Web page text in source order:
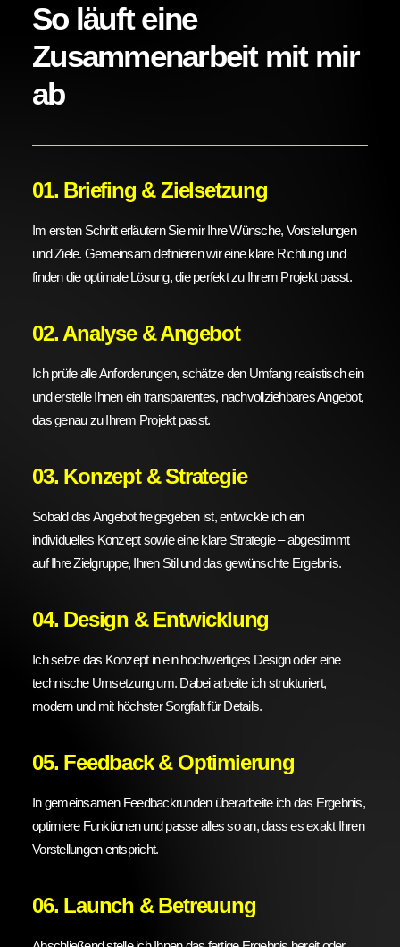
So läuft eine
Zusammenarbeit mit mir
ab
01. Briefing & Zielsetzung
Im ersten Schritt erläutern Sie mir Ihre Wünsche, Vorstellungen
und Ziele. Gemeinsam definieren wir eine klare Richtung und
finden die optimale Lösung, die perfekt zu Ihrem Projekt passt.
02. Analyse & Angebot
Ich prüfe alle Anforderungen, schätze den Umfang realistisch ein
und erstelle Ihnen ein transparentes, nachvollziehbares Angebot,
das genau zu Ihrem Projekt passt.
03. Konzept & Strategie
Sobald das Angebot freigegeben ist, entwickle ich ein
individuelles Konzept sowie eine klare Strategie – abgestimmt
auf Ihre Zielgruppe, Ihren Stil und das gewünschte Ergebnis.
04. Design & Entwicklung
Ich setze das Konzept in ein hochwertiges Design oder eine
technische Umsetzung um. Dabei arbeite ich strukturiert,
modern und mit höchster Sorgfalt für Details.
05. Feedback & Optimierung
In gemeinsamen Feedbackrunden überarbeite ich das Ergebnis,
optimiere Funktionen und passe alles so an, dass es exakt Ihren
Vorstellungen entspricht.
06. Launch & Betreuung